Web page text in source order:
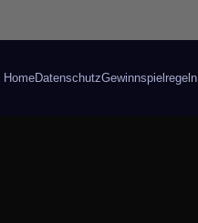
HomeDatenschutzGewinnspielregeln